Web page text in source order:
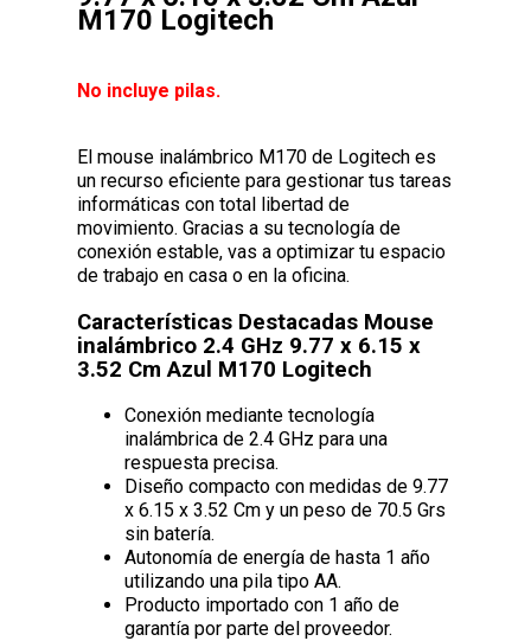
M170 Logitech
No incluye pilas.
El mouse inalámbrico M170 de Logitech es
un recurso eficiente para gestionar tus tareas
informáticas con total libertad de
movimiento. Gracias a su tecnología de
conexión estable, vas a optimizar tu espacio
de trabajo en casa o en la oficina.
Características Destacadas Mouse
inalámbrico 2.4 GHz 9.77 x 6.15 x
3.52 Cm Azul M170 Logitech
Conexión mediante tecnología
inalámbrica de 2.4 GHz para una
respuesta precisa.
Diseño compacto con medidas de 9.77
x 6.15 x 3.52 Cm y un peso de 70.5 Grs
sin batería.
Autonomía de energía de hasta 1 año
utilizando una pila tipo AA.
Producto importado con 1 año de
garantía por parte del proveedor.